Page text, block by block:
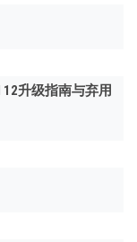
升级指南与弃用